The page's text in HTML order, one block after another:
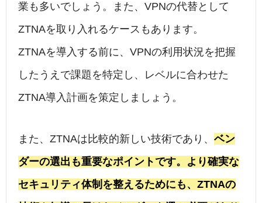
業も多いでしょう。また、VPNの代替として
ZTNAを取り入れるケースもあります。
ZTNAを導入する前に、VPNの利用状況を把握
したうえで課題を特定し、レベルに合わせた
ZTNA導入計画を策定しましょう。
また、ZTNAは比較的新しい技術であり、 ベン
ダーの選出も重要なポイントです。より確実な
セキュリティ体制を整えるためにも、ZTNAの